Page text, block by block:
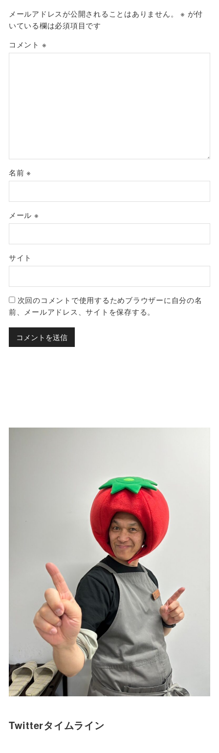
メールアドレスが公開されることはありません。 ※ が付
いている欄は必須項目です
コメント ※
名前※
メール ※
サイト
次回のコメントで使用するためブラウザーに自分の名
前、メールアドレス、サイトを保存する。
Twitterタイムライン